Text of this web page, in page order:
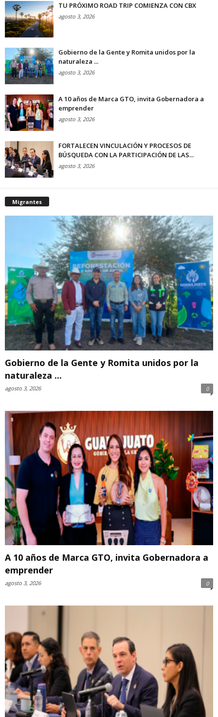
TU PRÓXIMO ROAD TRIP COMIENZA CON CBX
agosto 3, 2026
Gobierno de la Gente y Romita unidos por la
naturaleza ...
agosto 3, 2026
A 10 años de Marca GTO, invita Gobernadora a
emprender
agosto 3, 2026
FORTALECEN VINCULACIÓN Y PROCESOS DE
BÚSQUEDA CON LA PARTICIPACIÓN DE LAS...
agosto 3, 2026
Migrantes
Gobierno de la Gente y Romita unidos por la
naturaleza ...
agosto 3, 2026 0
A 10 años de Marca GTO, invita Gobernadora a
emprender
agosto 3, 2026 0